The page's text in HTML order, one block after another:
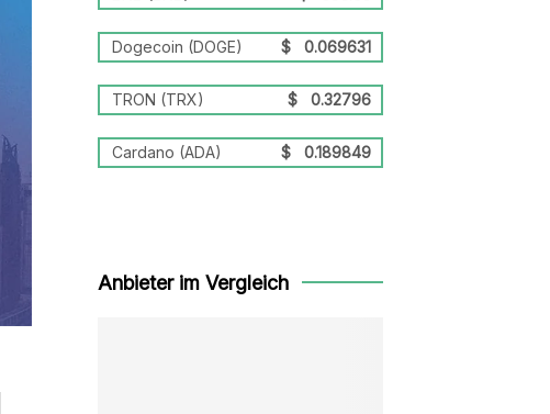
Dogecoin (DOGE) $ 0.069631
TRON (TRX) $ 0.32796
Cardano (ADA) $ 0.189849
Anbieter im Vergleich